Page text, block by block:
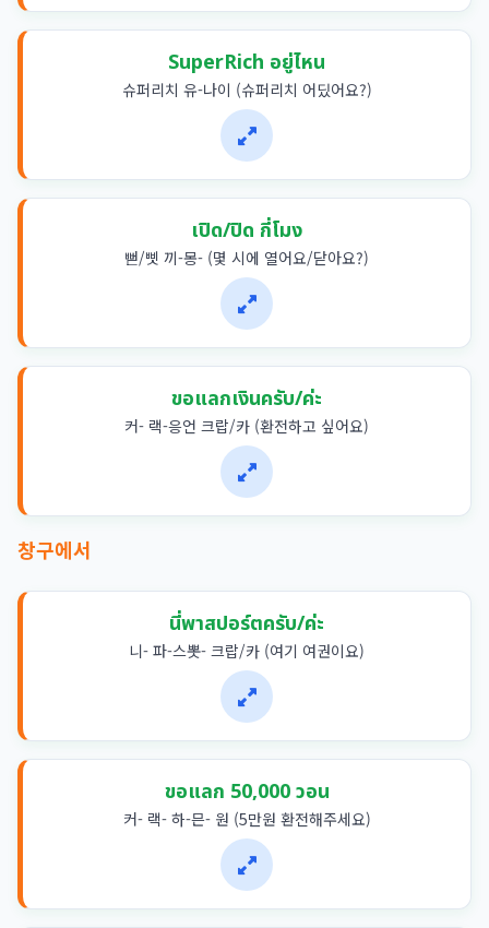
SuperRich อยู่ไหน
슈퍼리치 유-나이 (슈퍼리치 어딨어요?)
เปิด/ปิด กี่โมง
뻗/삣 끼-몽- (몇 시에 열어요/닫아요?)
ขอแลกเงินครับ/ค่ะ
커- 랙-응언 크랍/카 (환전하고 싶어요)
창구에서
นี่พาสปอร์ตครับ/ค่ะ
니- 파-스뽓- 크랍/카 (여기 여권이요)
ขอแลก 50,000 วอน
커- 랙- 하-믄- 원 (5만원 환전해주세요)